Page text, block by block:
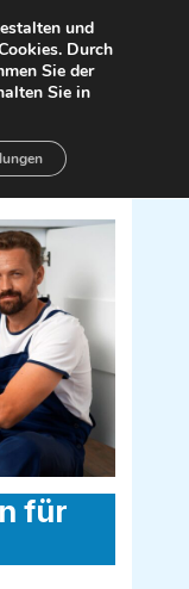
für
und
Durch
Sie der
Sie in